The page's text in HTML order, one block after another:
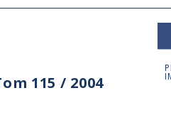
115 / 2004